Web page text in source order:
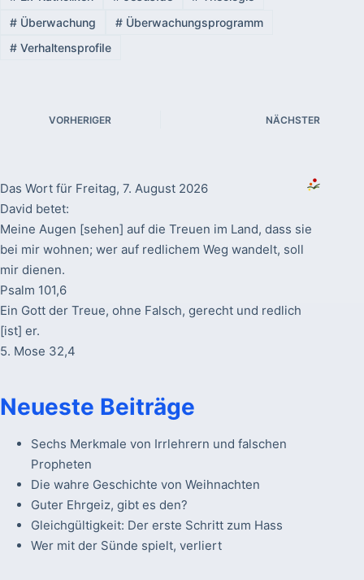
#Überwachung #Überwachungsprogramm
#VerhaltensprofiIe
VORHERIGER NÄCHSTER
Das Wort für Freitag, 7. August 2026
David betet:
Meine Augen [sehen] auf die Treuen im Land, dass sie
bei mir wohnen; wer auf redlichem Weg wandelt, soll
mir dienen.
Psalm 101,6
Ein Gott der Treue, ohne Falsch, gerecht und redlich
[ist] er.
5. Mose 32,4
Neueste Beiträge
Sechs Merkmale von Irrlehrern und falschen
Propheten
Die wahre Geschichte von Weihnachten
Guter Ehrgeiz, gibt es den?
Gleichgültigkeit: Der erste Schritt zum Hass
Wer mit der Sünde spielt, verliert